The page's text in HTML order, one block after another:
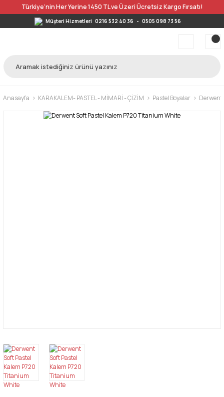
Türkiye’nin Her Yerine 1450 TL ve Üzeri Ücretsiz Kargo Fırsatı!
Müşteri Hizmetleri 0216 532 40 36 - 0505 098 73 56
Anasayfa KARAKALEM- PASTEL - MİMARİ - ÇİZİM Pastel Boyalar Derwent